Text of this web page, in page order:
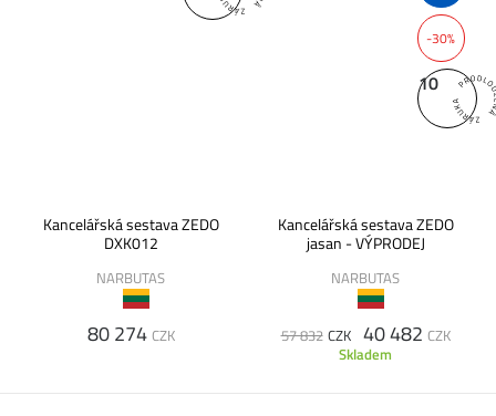
Kancelářská sestava ZEDO
DXK012
NARBUTAS
80 274 CZK
-30%
10
Kancelářská sestava ZEDO
jasan - VÝPRODEJ
NARBUTAS
57 832 CZK 40 482 CZK
Skladem